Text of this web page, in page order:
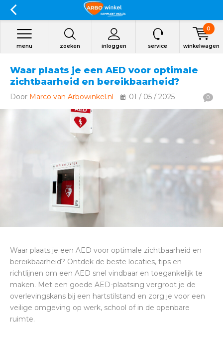
zoeken inloggen
menu service winkelwagen
0
Waar plaats je een AED voor optimale
zichtbaarheid en bereikbaarheid?
Door Marco van Arbowinkel.nl 01 / 05 / 2025 0
Waar plaats je een AED voor optimale zichtbaarheid en
bereikbaarheid? Ontdek de beste locaties, tips en
richtlijnen om een AED snel vindbaar en toegankelijk te
maken. Met een goede AED-plaatsing vergroot je de
overlevingskans bij een hartstilstand en zorg je voor een
veilige omgeving op werk, school of in de openbare
ruimte.